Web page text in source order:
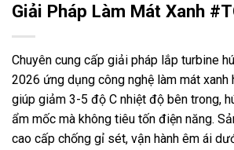
Giải Pháp Làm Mát Xanh
Chuyên cung cấp giải pháp lắp turbine
2026 ứng dụng công nghệ làm mát xanh
giúp giảm 3-5 độ C nhiệt độ bên trong,
ẩm mốc mà không tiêu tốn điện năng.
cao cấp chống gỉ sét, vận hành êm ái